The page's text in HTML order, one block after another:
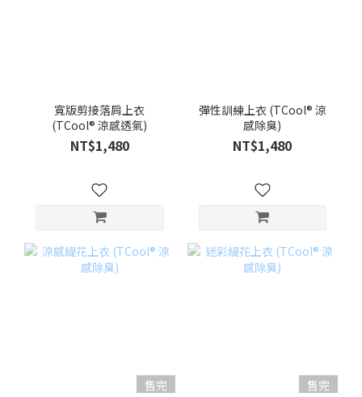
寬版剪接落肩上衣
(TCool® 涼感透氣)
NT$1,480
彈性訓練上衣 (TCool® 涼
感除臭)
NT$1,480
售完
售完